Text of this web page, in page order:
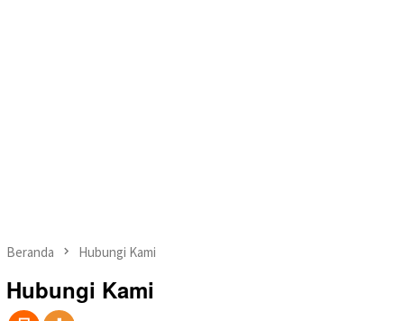
Beranda Hubungi Kami
Hubungi Kami